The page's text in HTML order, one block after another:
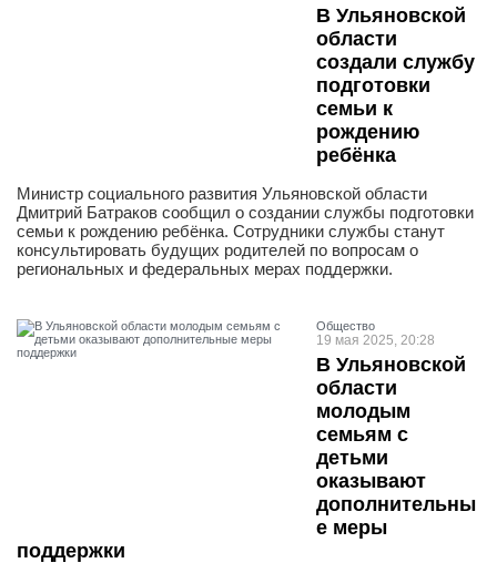
В Ульяновской
области
создали службу
подготовки
семьи к
рождению
ребёнка
Министр социального развития Ульяновской области
Дмитрий Батраков сообщил о создании службы подготовки
семьи к рождению ребёнка. Сотрудники службы станут
консультировать будущих родителей по вопросам о
региональных и федеральных мерах поддержки.
Общество
19 мая 2025, 20:28
В Ульяновской
области
молодым
семьям с
детьми
оказывают
дополнительны
е меры
поддержки